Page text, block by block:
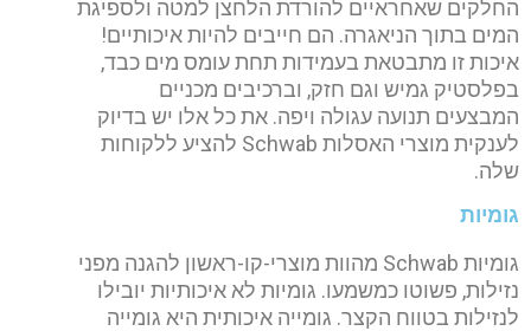
החלקים שאחראיים להורדת הלחצן למטה ולספיגת
המים בתוך הניאגרה. הם חייבים להיות איכותיים!
איכות זו מתבטאת בעמידות תחת עומס מים כבד,
בפלסטיק גמיש וגם חזק, וברכיבים מכניים
המבצעים תנועה עגולה ויפה. את כל אלו יש בדיוק
לענקית מוצרי האסלות Schwab להציע ללקוחות
שלה.
גומיות
גומיות Schwab מהוות מוצרי-קו-ראשון להגנה מפני
נזילות, פשוטו כמשמעו. גומיות לא איכותיות יובילו
לנזילות בטווח הקצר. גומייה איכותית היא גומייה